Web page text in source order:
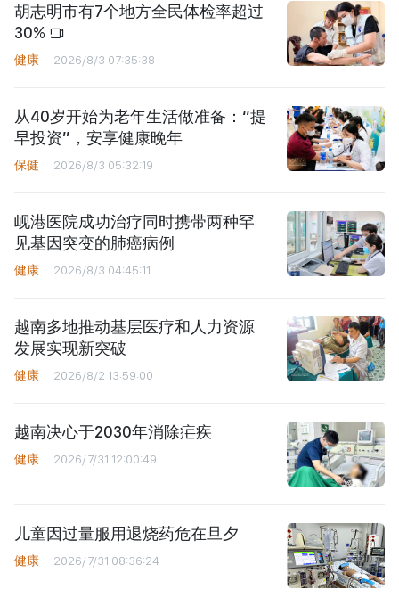
胡志明市有7个地方全民体检率超过
30%
健康 2026/8/3 07:35:38
从40岁开始为老年生活做准备：“提
早投资”，安享健康晚年
保健 2026/8/3 05:32:19
岘港医院成功治疗同时携带两种罕
见基因突变的肺癌病例
健康 2026/8/3 04:45:11
越南多地推动基层医疗和人力资源
发展实现新突破
健康 2026/8/2 13:59:00
越南决心于2030年消除疟疾
健康 2026/7/31 12:00:49
儿童因过量服用退烧药危在旦夕
健康 2026/7/31 08:36:24